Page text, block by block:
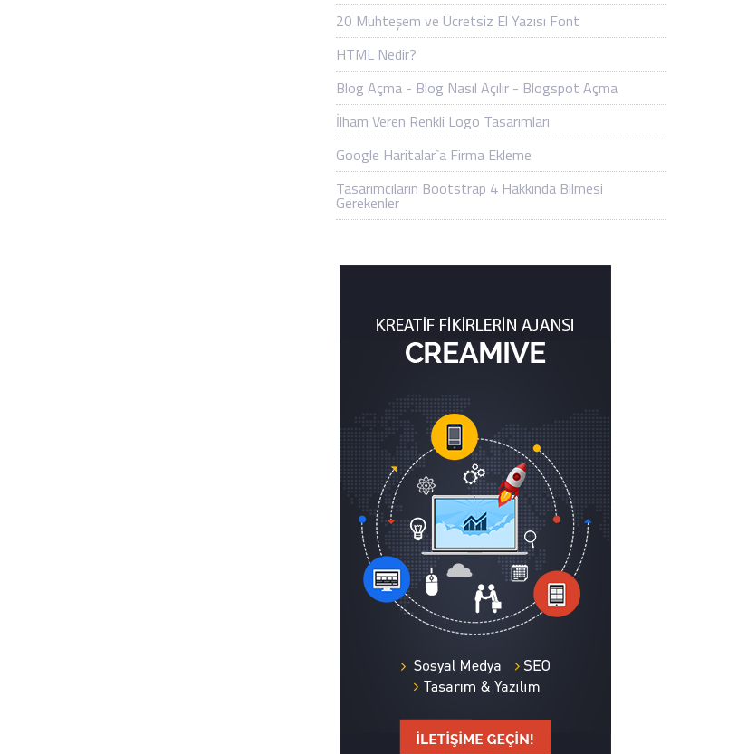
20 Muhteşem ve Ücretsiz El Yazısı Font
HTML Nedir?
Blog Açma - Blog Nasıl Açılır - Blogspot Açma
İlham Veren Renkli Logo Tasarımları
Google Haritalar`a Firma Ekleme
Tasarımcıların Bootstrap 4 Hakkında Bilmesi
Gerekenler